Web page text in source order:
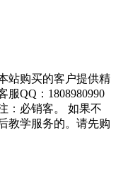
站购买的客户提供精
QQ：1808980990
：必销客。 如果不
教学服务的。请先购